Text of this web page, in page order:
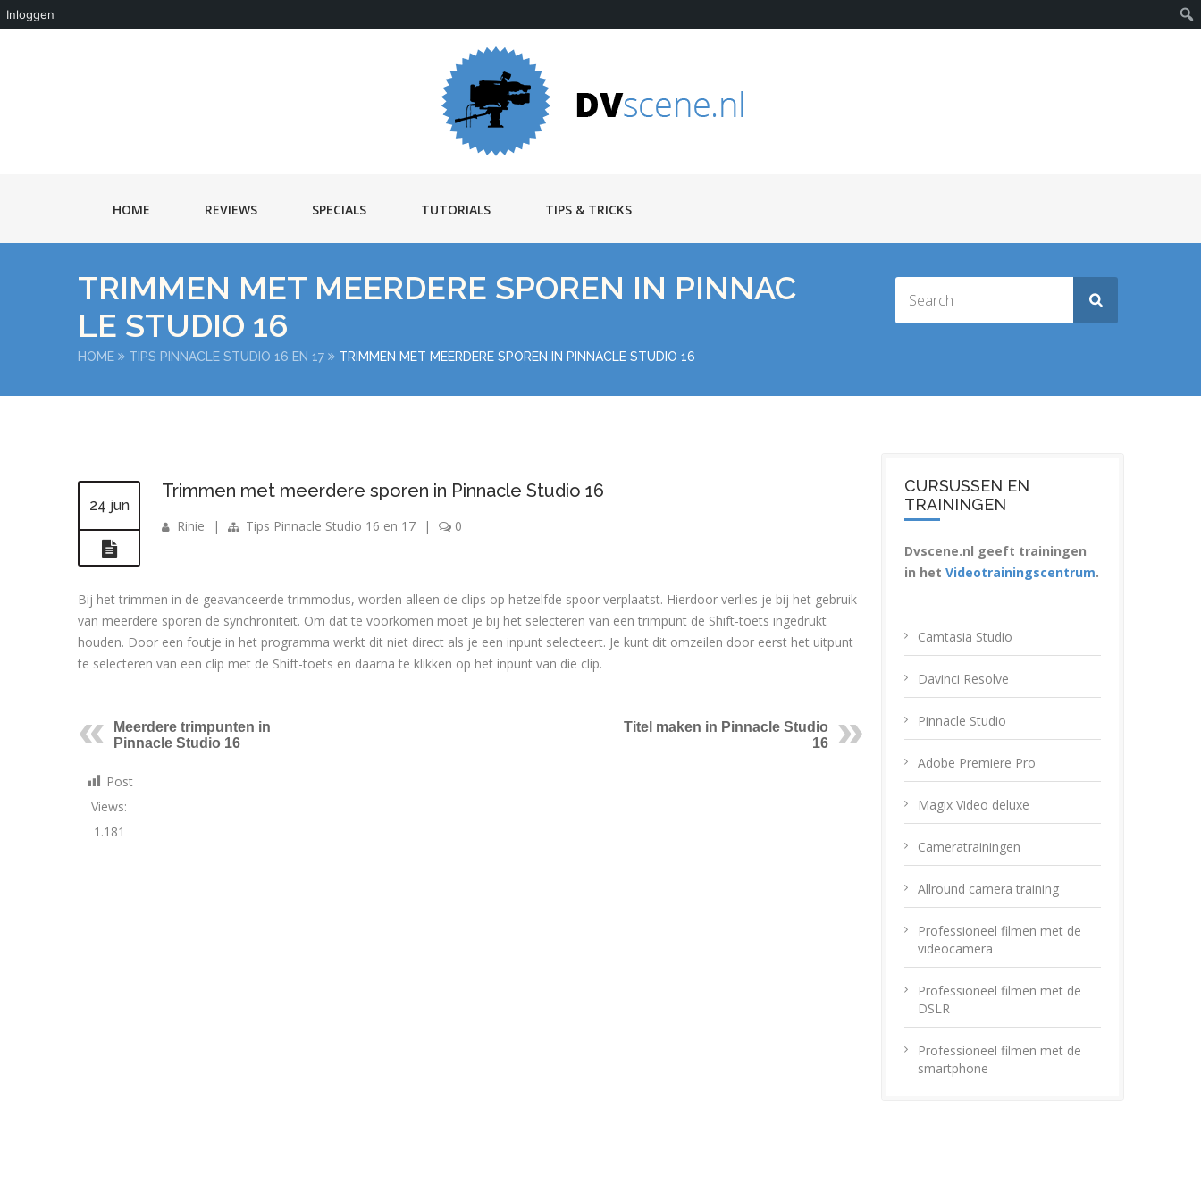
Inloggen
HOME REVIEWS SPECIALS TUTORIALS TIPS & TRICKS
TRIMMEN MET MEERDERE SPOREN IN PINNAC
LE STUDIO 16
HOME TIPS PINNACLE STUDIO 16 EN 17 TRIMMEN MET MEERDERE SPOREN IN PINNACLE STUDIO 16
24 jun
Trimmen met meerdere sporen in Pinnacle Studio 16
Rinie | Tips Pinnacle Studio 16 en 17 | 0
Bij het trimmen in de geavanceerde trimmodus, worden alleen de clips op hetzelfde spoor verplaatst. Hierdoor verlies je bij het gebruik
van meerdere sporen de synchroniteit. Om dat te voorkomen moet je bij het selecteren van een trimpunt de Shift-toets ingedrukt
houden. Door een foutje in het programma werkt dit niet direct als je een inpunt selecteert. Je kunt dit omzeilen door eerst het uitpunt
te selecteren van een clip met de Shift-toets en daarna te klikken op het inpunt van die clip.
Meerdere trimpunten in
Pinnacle Studio 16
Titel maken in Pinnacle Studio
16
Post
Views:
1.181
CURSUSSEN EN
TRAININGEN
Dvscene.nl geeft trainingen
in het Videotrainingscentrum.
Camtasia Studio
Davinci Resolve
Pinnacle Studio
Adobe Premiere Pro
Magix Video deluxe
Cameratrainingen
Allround camera training
Professioneel filmen met de
videocamera
Professioneel filmen met de
DSLR
Professioneel filmen met de
smartphone